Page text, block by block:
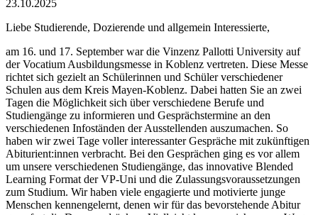
23.10.2025
Liebe Studierende, Dozierende und allgemein Interessierte,
am 16. und 17. September war die Vinzenz Pallotti University auf
derVocatium Ausbildungsmesse in Koblenz vertreten. Diese Messe
richtet sich gezielt an Schülerinnen und Schüler verschiedener
Schulen aus dem Kreis Mayen-Koblenz. Dabei hatten Sie an zwei
Tagen die Möglichkeit sich über verschiedene Berufe und
Studiengänge zu informieren und Gesprächstermine an den
verschiedenen Infoständen der Ausstellenden auszumachen. So
haben wir zwei Tage voller interessanter Gespräche mit zukünftigen
Abiturient:innen verbracht. Bei den Gesprächen ging es vor allem
um unsere verschiedenen Studiengänge, das innovative Blended
Learning Format der VP-Uni und die Zulassungsvoraussetzungen
zum Studium. Wir haben viele engagierte und motivierte junge
Menschen kennengelernt, denen wir für das bevorstehende Abitur